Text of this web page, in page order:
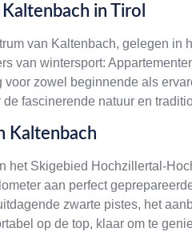
in Tirol
van Kaltenbach, gelegen
van wintersport:
voor zowel beginnende als
fascinerende natuur en
Kaltenbach
het Skigebied Hochzillertal-
aan perfect
zwarte pistes, het
op de top, klaar om te